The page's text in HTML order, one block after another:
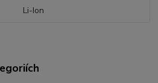
Li-Ion